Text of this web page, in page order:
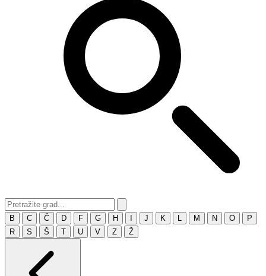
B C Č D F G H J K M N O
P
R
S Š T U V Z Ž